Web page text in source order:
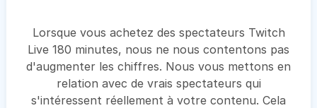
Lorsque vous achetez des spectateurs Twitch
Live 180 minutes, nous ne nous contentons pas
d'augmenter les chiffres. Nous vous mettons en
relation avec de vrais spectateurs qui
s'intéressent réellement à votre contenu. Cela